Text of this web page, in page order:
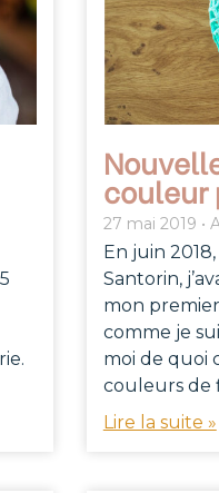
couleur
27 mai 2019
En juin
Santorin,
mon
comme je
moi de quoi
couleurs de
Lire la suite »